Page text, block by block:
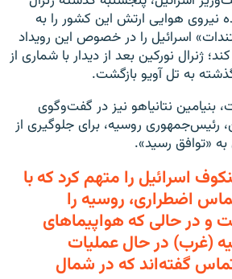
نیروی هوایی ارتش این کشور را به
اسرائیل را در خصوص این رویداد
ژنرال نورکین بعد از دیدار با شماری از
به تل آویو بازگشت.
بنیامین نتانیاهو نیز در گفت‌وگوی
رئیس‌جمهوری روسیه، برای جلوگیری از
«توافق رسید».
اسرائیل را متهم کرد که با
اضطراری، روسیه را
و در حالی که هواپیماهای
(غرب) در حال عملیات
گفته‌اند که در شمال